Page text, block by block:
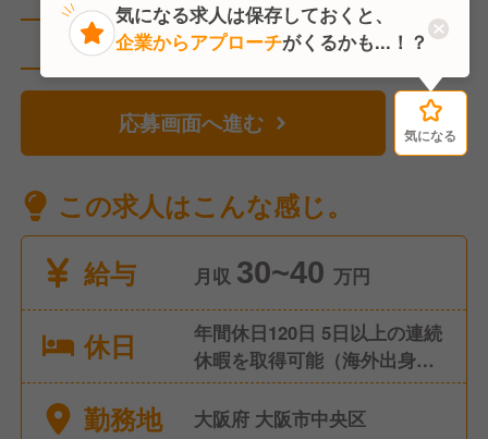
直近12人がこの求人を検討中
応募画面へ進む 気になる
この求人はこんな感じ。
給与
月収 30~40 万円
休日
年間休日120日 5日以上の連続
休暇を取得可能（海外出身の
スタッフが、帰省で2週間休暇
を取ることもよくあります）
勤務地 大阪府 大阪市中央区
気になる
気になる求人は保存しておくと、
企業からアプローチがくるかも...！？